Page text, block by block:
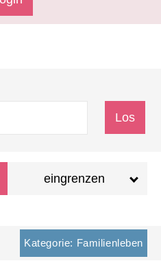
eingrenzen
Kategorie: Familienleben